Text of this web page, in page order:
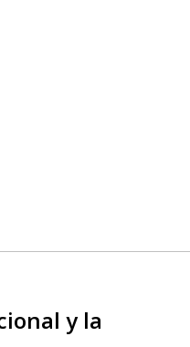
y la